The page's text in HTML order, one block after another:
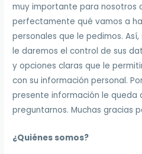
muy importante para nosotros
perfectamente qué vamos a
personales que le pedimos.
le daremos el control de sus
y opciones claras que le
con su información personal.
presente información le queda
preguntarnos. Muchas gracias
¿Quiénes somos?